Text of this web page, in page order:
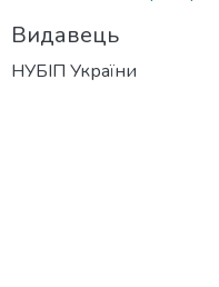
Видавець
НУБІП України